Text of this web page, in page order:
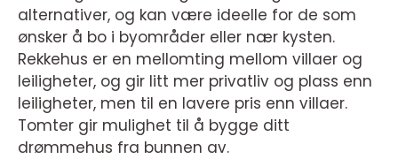
alternativer, og kan være ideelle for de som
ønsker å bo i byområder eller nær kysten.
Rekkehus er en mellomting mellom villaer og
leiligheter, og gir litt mer privatliv og plass enn
leiligheter, men til en lavere pris enn villaer.
Tomter gir mulighet til å bygge ditt
drømmehus fra bunnen av.